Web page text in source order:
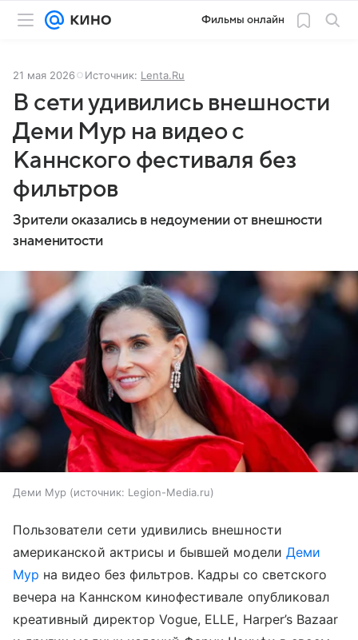
Фильмы онлайн
21 мая 2026 Источник: Lenta.Ru
В сети удивились внешности
Деми Мур на видео с
Каннского фестиваля без
фильтров
Зрители оказались в недоумении от внешности
знаменитости
Деми Мур источник: Legion-Media.ru
Пользователи сети удивились внешности
американской актрисы и бывшей модели Деми
Мур на видео без фильтров. Кадры со светского
вечера на Каннском кинофестивале опубликовал
креативный директор Vogue, ELLE, Harper’s Bazaar